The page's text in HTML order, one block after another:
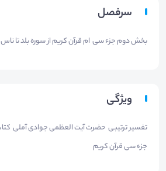
سرفصل
بخش دوم جزء سی ام قرآن کریم از سوره بلد تا ناس
ویژگی
جزء سی قرآن کریم